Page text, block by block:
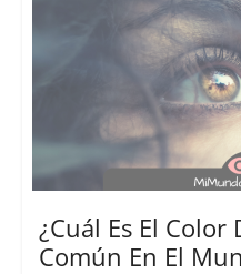
¿Cuál Es El Color
Común En El